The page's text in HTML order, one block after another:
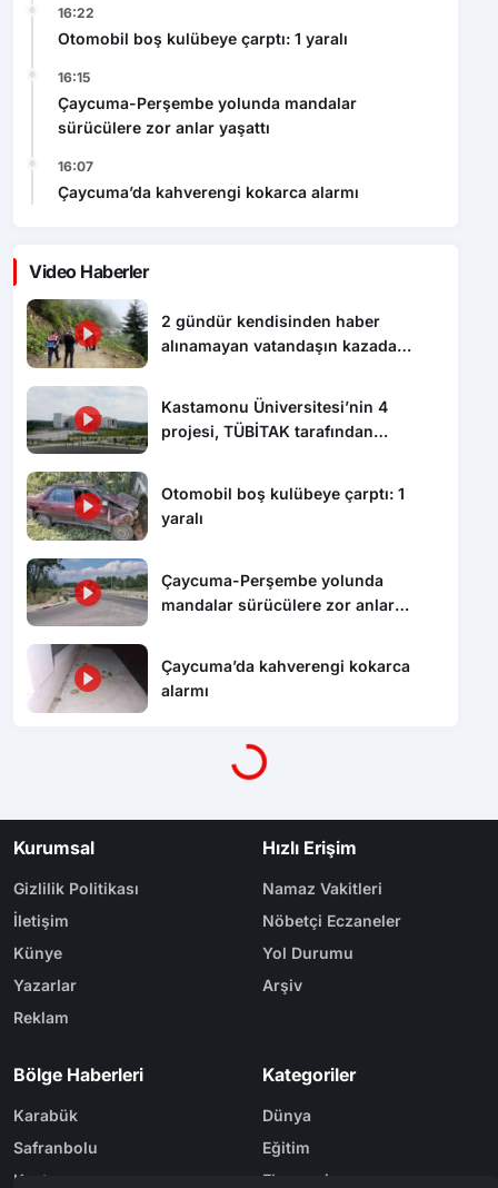
16:22
Otomobil boş kulübeye çarptı: 1 yaralı
16:15
Çaycuma-Perşembe yolunda mandalar
sürücülere zor anlar yaşattı
16:07
Çaycuma’da kahverengi kokarca alarmı
Video Haberler
2 gündür kendisinden haber
alınamayan vatandaşın kazada
Kastamonu Üniversitesi’nin 4
projesi, TÜBİTAK tarafından
Otomobil boş kulübeye çarptı: 1
yaralı
Çaycuma-Perşembe yolunda
mandalar sürücülere zor anlar
Çaycuma’da kahverengi kokarca
alarmı
Yükleniyor...
Kurumsal
Gizlilik Politikası
İletişim
Künye
Yazarlar
Reklam
Hızlı Erişim
Namaz Vakitleri
Nöbetçi Eczaneler
Yol Durumu
Arşiv
Bölge Haberleri
Karabük
Safranbolu
Kastamonu
Kategoriler
Dünya
Eğitim
Ekonomi